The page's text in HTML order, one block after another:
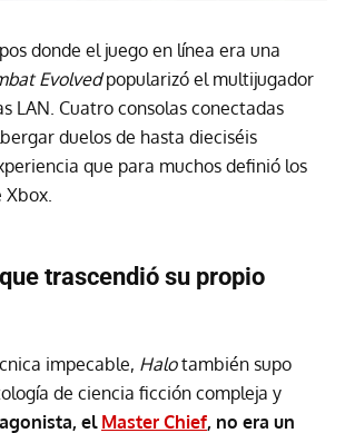
donde el juego en línea era una
Evolvedpopularizó el multijugador
LAN. Cuatro consolas conectadas
duelos de hasta dieciséis
que para muchos definió los
trascendió su propio
impecable, Halotambién supo
de ciencia ficción compleja y
el Master Chief, no era un